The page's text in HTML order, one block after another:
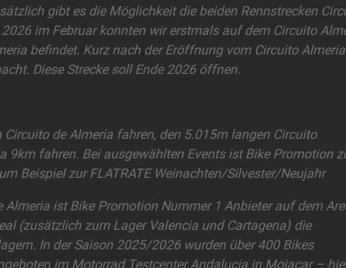
gibt es die Möglichkeit die beiden Rennstrecken
im Februar konnten wir erstmals auf dem Circuito
befindet. Kurz nach der Eröffnung vom Circuito
Diese Strecke soll Ende 2026 öffnen.
de Almeria fahren, den 5.015m langen Circuito
9km fahren. Bei ausgewählten Events ist Bike Promotion
Beispiel zur FLATRATE Weinachten/Silvester/Neujahr
ist Bike Promotion Nummer 1 Anbieter auf dem
(zusätzlich zum Lager Valencia und Cartagena) die
In der Saison 2025/2026 wurden über 400 Bikes
im Motorrad Testcenter Andalucia in Mojacar –